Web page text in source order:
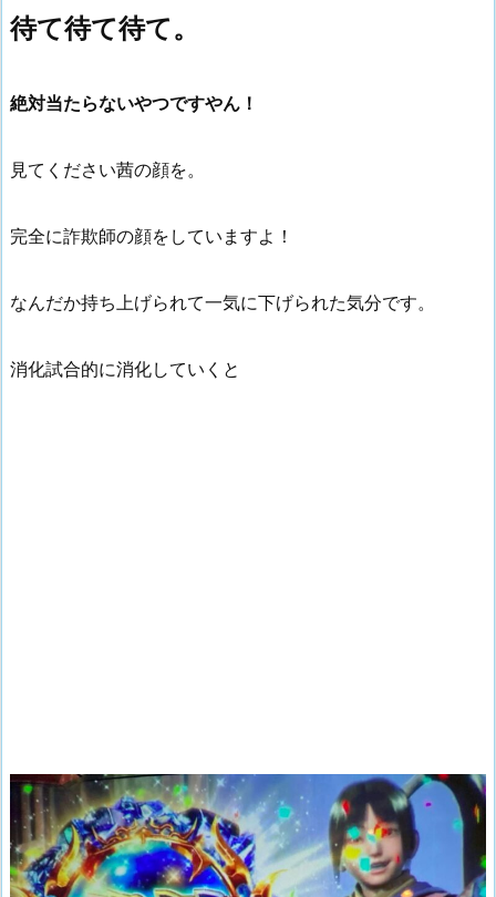
待て待て待て。
絶対当たらないやつですやん！
見てください茜の顔を。
完全に詐欺師の顔をしていますよ！
なんだか持ち上げられて一気に下げられた気分です。
消化試合的に消化していくと